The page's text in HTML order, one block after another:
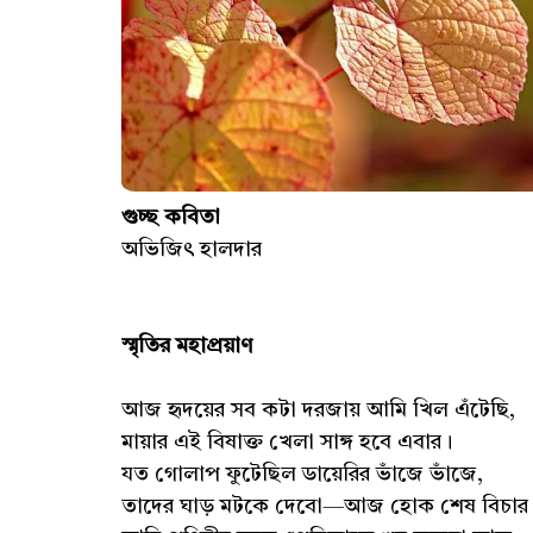
গুচ্ছ কবিতা
অভিজিৎ হালদার
স্মৃতির মহাপ্রয়াণ
আজ হৃদয়ের সব কটা দরজায় আমি খিল এঁটেছি,
মায়ার এই বিষাক্ত খেলা সাঙ্গ হবে এবার।
যত গোলাপ ফুটেছিল ডায়েরির ভাঁজে ভাঁজে,
তাদের ঘাড় মটকে দেবো—আজ হোক শেষ